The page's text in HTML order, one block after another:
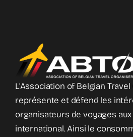
L’Association of Belgian
représente et défend les
organisateurs de voyages
international. Ainsi le